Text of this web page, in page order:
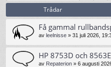
Trådar
Få gammal
av leelnisse » 31 juli 2026,
HP 8753D och
av Repaterion » 6 augusti